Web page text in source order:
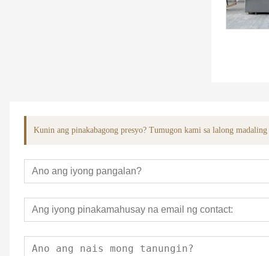
Kunin ang pinakabagong presyo? Tumugon kami sa lalong